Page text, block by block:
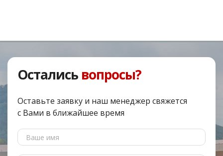
Остались вопросы?
Оставьте заявку и наш менеджер свяжется
с Вами в ближайшее время